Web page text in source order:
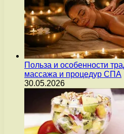
Польза и особенности
массажа и процедур СПА
30.05.2026